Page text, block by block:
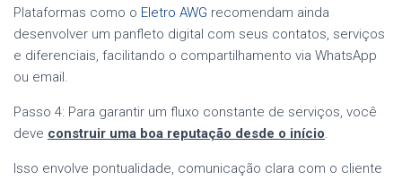
Plataformas como o Eletro AWG recomendam ainda
desenvolver um panfleto digital com seus contatos, serviços
e diferenciais, facilitando o compartilhamento via WhatsApp
ou email.
Passo 4: Para garantir um fluxo constante de serviços, você
deve construir uma boa reputação desde o início.
Isso envolve pontualidade, comunicação clara com o cliente